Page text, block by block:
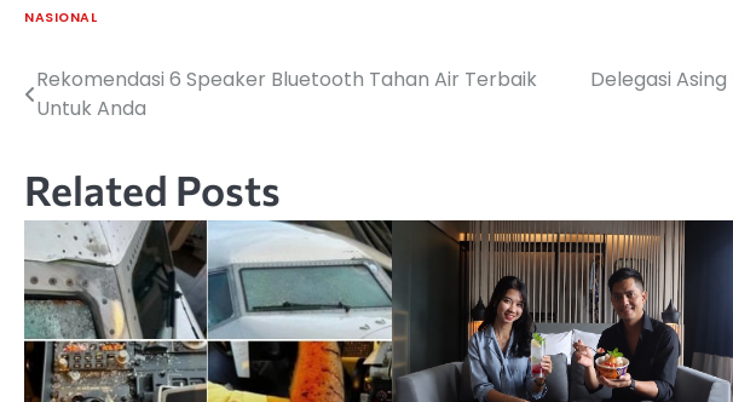
NASIONAL
Navigasi
Rekomendasi 6 Speaker Bluetooth Tahan Air Terbaik
Untuk Anda
Delegasi
Related Posts